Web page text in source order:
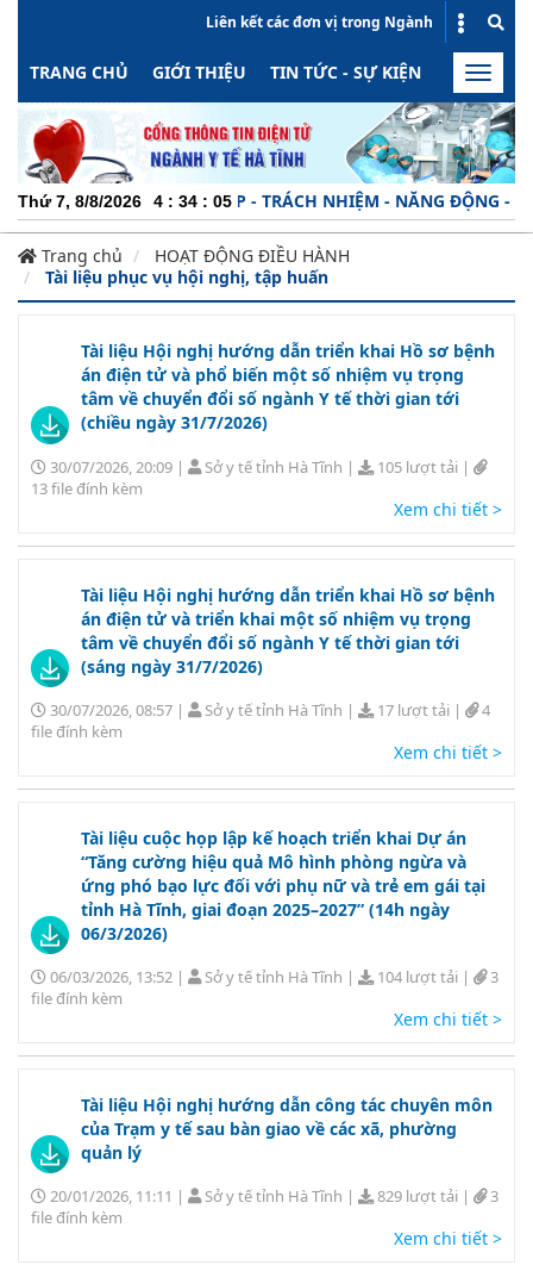
Liên kết các đơn vị trong Ngành
TRANG CHỦ GIỚI THIỆU TIN TỨC - SỰ KIỆN HOẠT
Toggle
Thứ 7, 8/8/2026 4 : 34 : 06
CHUYÊN NGHIỆP - TRÁCH NHIỆM - NĂNG ĐỘNG -
Trang chủ
HOẠT ĐỘNG ĐIỀU HÀNH
Tài liệu phục vụ hội nghị, tập huấn
Tài liệu Hội nghị hướng dẫn triển khai Hồ sơ bệnh
án điện tử và phổ biến một số nhiệm vụ trọng
tâm về chuyển đổi số ngành Y tế thời gian tới
(chiều ngày 31/7/2026)
30/07/2026, 20:09 | Sở y tế tỉnh Hà Tĩnh | 105 lượt tải |
13 file đính kèm
Xem chi tiết >
Tài liệu Hội nghị hướng dẫn triển khai Hồ sơ bệnh
án điện tử và triển khai một số nhiệm vụ trọng
tâm về chuyển đổi số ngành Y tế thời gian tới
(sáng ngày 31/7/2026)
30/07/2026, 08:57 | Sở y tế tỉnh Hà Tĩnh | 17 lượt tải |
4
file đính kèm
Xem chi tiết >
Tài liệu cuộc họp lập kế hoạch triển khai Dự án
“Tăng cường hiệu quả Mô hình phòng ngừa và
ứng phó bạo lực đối với phụ nữ và trẻ em gái tại
tỉnh Hà Tĩnh, giai đoạn 2025–2027” (14h ngày
06/3/2026)
06/03/2026, 13:52 | Sở y tế tỉnh Hà Tĩnh | 104 lượt tải |
3
file đính kèm
Xem chi tiết >
Tài liệu Hội nghị hướng dẫn công tác chuyên môn
của Trạm y tế sau bàn giao về các xã, phường
quản lý
20/01/2026, 11:11 | Sở y tế tỉnh Hà Tĩnh | 829 lượt tải |
3
file đính kèm
Xem chi tiết >